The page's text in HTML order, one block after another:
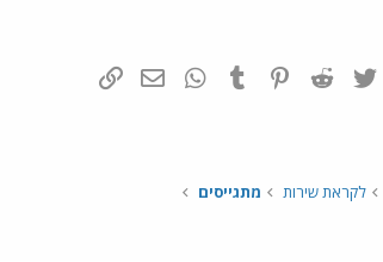
פייסבוק Twitter
Reddit
Pinterest
Tumblr
WhatsAppדואר אלקטרוני
לקראת שירות מתגייסים